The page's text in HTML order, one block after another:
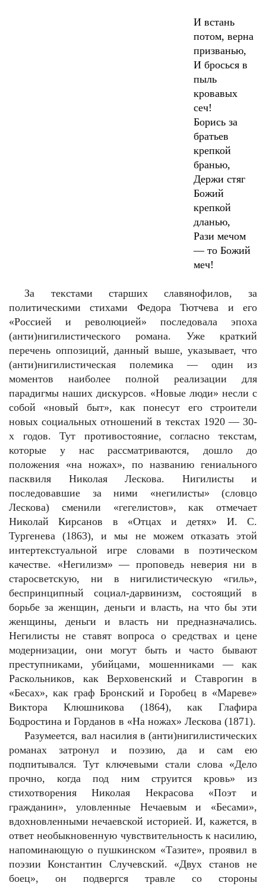
И встань
потом, верна
призванью,
И бросься в
пыль
кровавых
сеч!
Борись за
братьев
крепкой
бранью,
Держи стяг
Божий
крепкой
дланью,
Рази мечом
— то Божий
меч!
За текстами старших славянофилов, за
политическими стихами Федора Тютчева и его
«Россией и революцией» последовала эпоха
(анти)нигилистического романа. Уже краткий
перечень оппозиций, данный выше, указывает, что
(анти)нигилистическая полемика — один из
моментов наиболее полной реализации для
парадигмы наших дискурсов. «Новые люди» несли с
собой «новый быт», как понесут его строители
новых социальных отношений в текстах 1920 — 30-
х годов. Тут противостояние, согласно текстам,
которые у нас рассматриваются, дошло до
положения «на ножах», по названию гениального
пасквиля Николая Лескова. Нигилисты и
последовавшие за ними «негилисты» (словцо
Лескова) сменили «гегелистов», как отмечает
Николай Кирсанов в «Отцах и детях» И. С.
Тургенева (1863), и мы не можем отказать этой
интертекстуальной игре словами в поэтическом
качестве. «Негилизм» — проповедь неверия ни в
старосветскую, ни в нигилистическую «гиль»,
беспринципный социал-дарвинизм, состоящий в
борьбе за женщин, деньги и власть, на что бы эти
женщины, деньги и власть ни предназначались.
Негилисты не ставят вопроса о средствах и цене
модернизации, они могут быть и часто бывают
преступниками, убийцами, мошенниками — как
Раскольников, как Верховенский и Ставрогин в
«Бесах», как граф Бронский и Горобец в «Мареве»
Виктора Клюшникова (1864), как Глафира
Бодростина и Горданов в «На ножах» Лескова (1871).
Разумеется, вал насилия в (анти)нигилистических
романах затронул и поэзию, да и сам ею
подпитывался. Тут ключевыми стали слова «Дело
прочно, когда под ним струится кровь» из
стихотворения Николая Некрасова «Поэт и
гражданин», уловленные Нечаевым и «Бесами»,
вдохновленными нечаевской историей. И, кажется, в
ответ необыкновенную чувствительность к насилию,
напоминающую о пушкинском «Тазите», проявил в
поэзии Константин Случевский. «Двух станов не
боец», он подвергся травле со стороны